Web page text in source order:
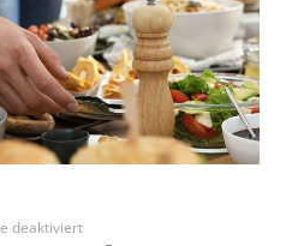
deaktiviertfür